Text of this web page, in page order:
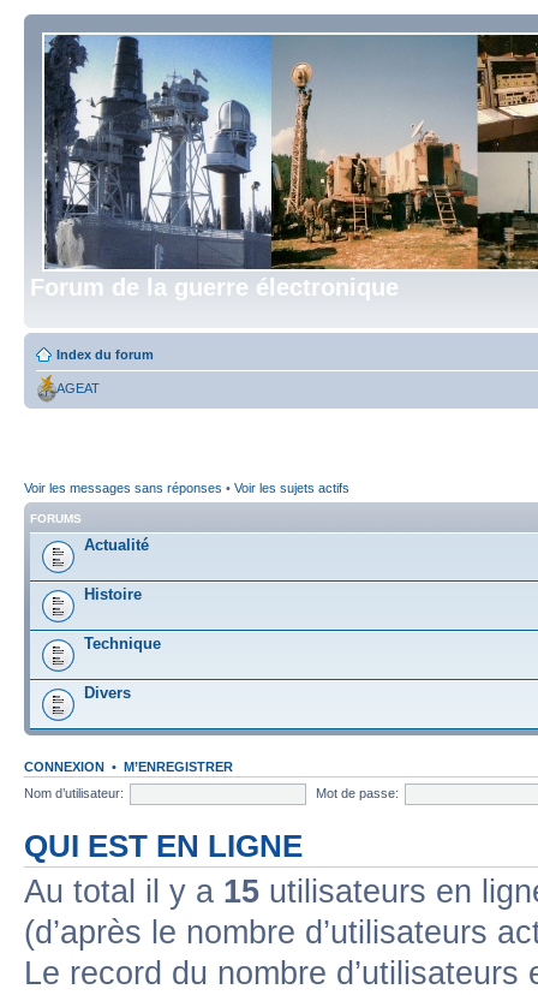
Forum de la guerre électronique
Index du forum
AGEAT
Voir les messages sans réponses • Voir les sujets actifs
FORUMS
Actualité
Histoire
Technique
Divers
CONNEXION • M’ENREGISTRER
Nom d’utilisateur:
Mot de passe:
QUI EST EN LIGNE
Au total il y a 15 utilisateurs en
(d’après le nombre d’utilisateurs
Le record du nombre